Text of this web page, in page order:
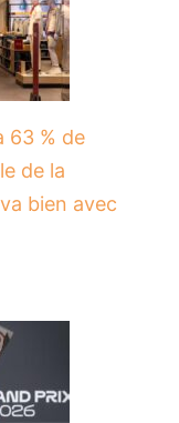
63 % de
de la
bien avec